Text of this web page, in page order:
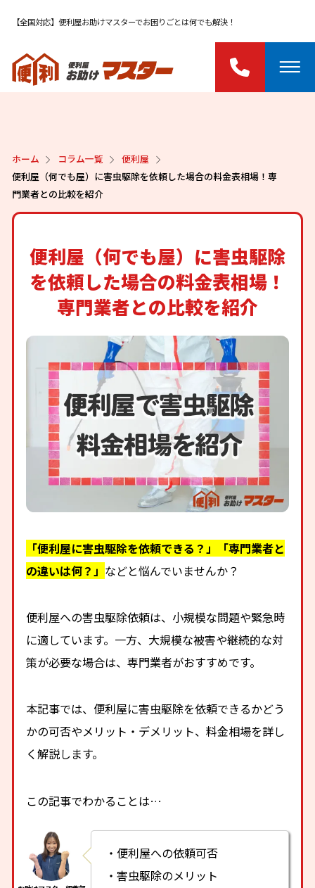
【全国対応】便利屋お助けマスターでお困りごとは何でも解決！
ホーム コラム一覧
便利屋
便利屋（何でも屋）に害虫駆除を依頼した場合の料金表相場！専
門業者との比較を紹介
便利屋（何でも屋）に害虫駆除
を依頼した場合の料金表相場！
専門業者との比較を紹介
「便利屋に害虫駆除を依頼できる？」「専門業者と
の違いは何？」 などと悩んでいませんか？
便利屋への害虫駆除依頼は、小規模な問題や緊急時
に適しています。一方、大規模な被害や継続的な対
策が必要な場合は、専門業者がおすすめです。
本記事では、便利屋に害虫駆除を依頼できるかどう
かの可否やメリット・デメリット、料金相場を詳し
く解説します。
この記事でわかることは…
・便利屋への依頼可否
・害虫駆除のメリット